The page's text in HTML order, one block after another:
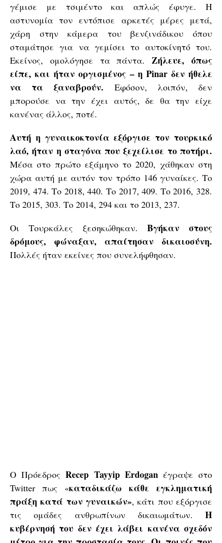
γέμισε με τσιμέντο και απλώς έφυγε. Η
αστυνομία τον εντόπισε αρκετές μέρες μετά,
χάρη στην κάμερα του βενζινάδικου όπου
σταμάτησε για να γεμίσει το αυτοκίνητό του.
Εκείνος, ομολόγησε τα πάντα.Ζήλευε, όπως
είπε, και ήταν οργισμένος – η Pinar δεν ήθελε
να τα ξαναβρούν. Εφόσον, λοιπόν, δεν
μπορούσε να την έχει αυτός, δε θα την είχε
κανένας άλλος, ποτέ.
Αυτή η γυναικοκτονία εξόργισε τον τουρκικό
λαό, ήταν η σταγόνα που ξεχείλισε το ποτήρι.
Μέσα στο πρώτο εξάμηνο το 2020, χάθηκαν στη
χώρα αυτή με αυτόν τον τρόπο 146 γυναίκες. Το
2019, 474. Το 2018, 440. Το 2017, 409. Το 2016, 328.
Το 2015, 303. Το 2014, 294 και το 2013, 237.
Οι Τουρκάλες ξεσηκώθηκαν. Βγήκαν στους
δρόμους, φώναξαν, απαίτησαν δικαιοσύνη.
Πολλές ήταν εκείνες που συνελήφθησαν.
Ο Πρόεδρος Recep Tayyip Erdoganέγραψε στο
Twitter πως «καταδικάζω κάθε εγκληματική
πράξη κατά των γυναικών», κάτι που εξόργισε
τις ομάδες ανθρωπίνων δικαιωμάτων. Η
κυβέρνησή του δεν έχει λάβει κανένα σχεδόν